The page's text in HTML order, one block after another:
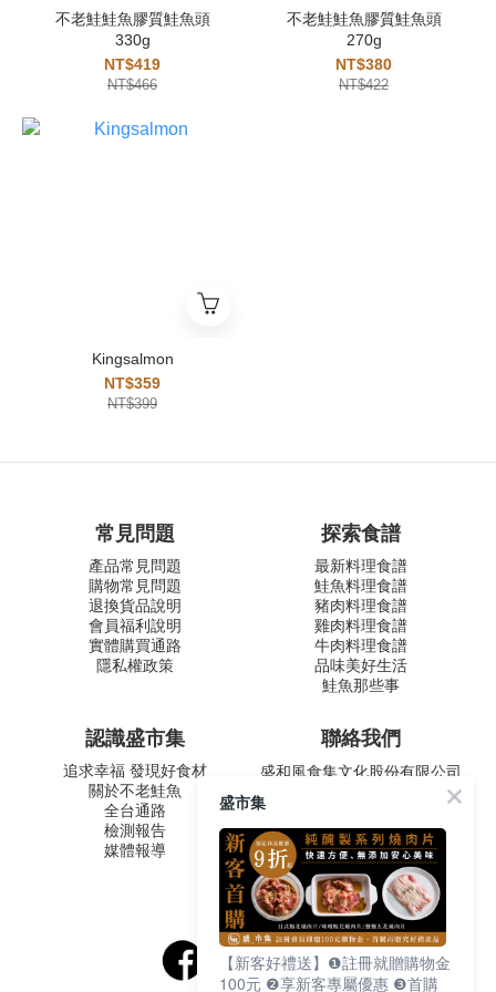
不老鮭鮭魚膠質鮭魚頭
330g
NT$419
NT$466
不老鮭鮭魚膠質鮭魚頭
270g
NT$380
NT$422
Kingsalmon
NT$359
NT$399
常見問題
產品常見問題
購物常見問題
退換貨品說明
會員福利說明
實體購買通路
隱私權政策
探索食譜
最新料理食譜
鮭魚料理食譜
豬肉料理食譜
雞肉料理食譜
牛肉料理食譜
品味美好生活
鮭魚那些事
認識盛市集
追求幸福 發現好食材
關於不老鮭魚
全台通路
檢測報告
媒體報導
聯絡我們
盛和風食集文化股份有限公司
周一至五 9:00-12:30 ∣ 13:30-
17:30
客服專線：02-2795-5800
台北市內湖區南京東路六段
487號9F
盛市集
【新客好禮送】❶註冊就贈購物金
100元 ❷享新客專屬優惠 ❸首購